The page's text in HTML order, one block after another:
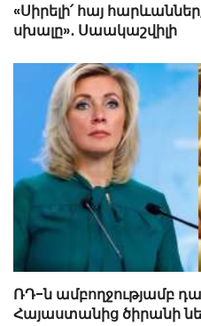
«Սիրելի՛ հայ
սխալը»․ Սաակաշվիլի
ՌԴ-ն ամբողջությամբ
Հայաստանից ծիրանի